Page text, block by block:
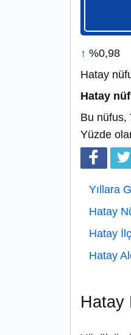
↑ %0,98
Hatay
Hatay
Bu nüfus,
Yüzde
Yıllara
Hatay
Hatay
Hatay
Hatay